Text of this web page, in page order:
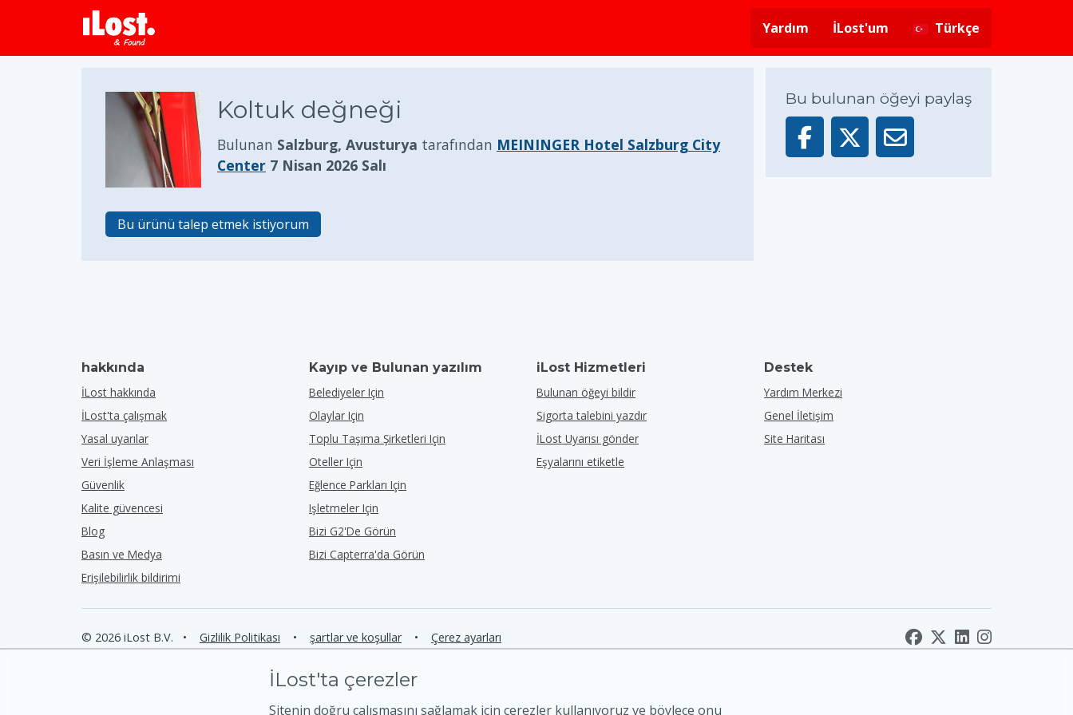
Yardım İLost'um Türkçe
Koltuk değneği
Bulunan Salzburg, Avusturya tarafından MEININGER Hotel Salzburg City
Center 7 Nisan 2026 Salı
Bu ürünü talep etmek istiyorum
Bu bulunan öğeyi paylaş
hakkında
İLost hakkında
İLost'ta çalışmak
Yasal uyarılar
Veri İşleme Anlaşması
Güvenlik
Kalite güvencesi
Blog
Basın ve Medya
Erişilebilirlik bildirimi
Kayıp ve Bulunan yazılım
Belediyeler Için
Olaylar Için
Toplu Taşıma Şirketleri Için
Oteller Için
Eğlence Parkları Için
Işletmeler Için
Bizi G2'de Görün
Bizi Capterra'da Görün
iLost Hizmetleri
Bulunan öğeyi bildir
Sigorta talebini yazdır
İLost Uyarısı gönder
Eşyalarını etiketle
Destek
Yardım Merkezi
Genel İletişim
Site Haritası
© 2026 iLost B.V. • Gizlilik Politikası • şartlar ve koşullar • Çerez ayarları
İLost'ta çerezler
Sitenin doğru çalışmasını sağlamak için çerezler kullanıyoruz ve böylece onu